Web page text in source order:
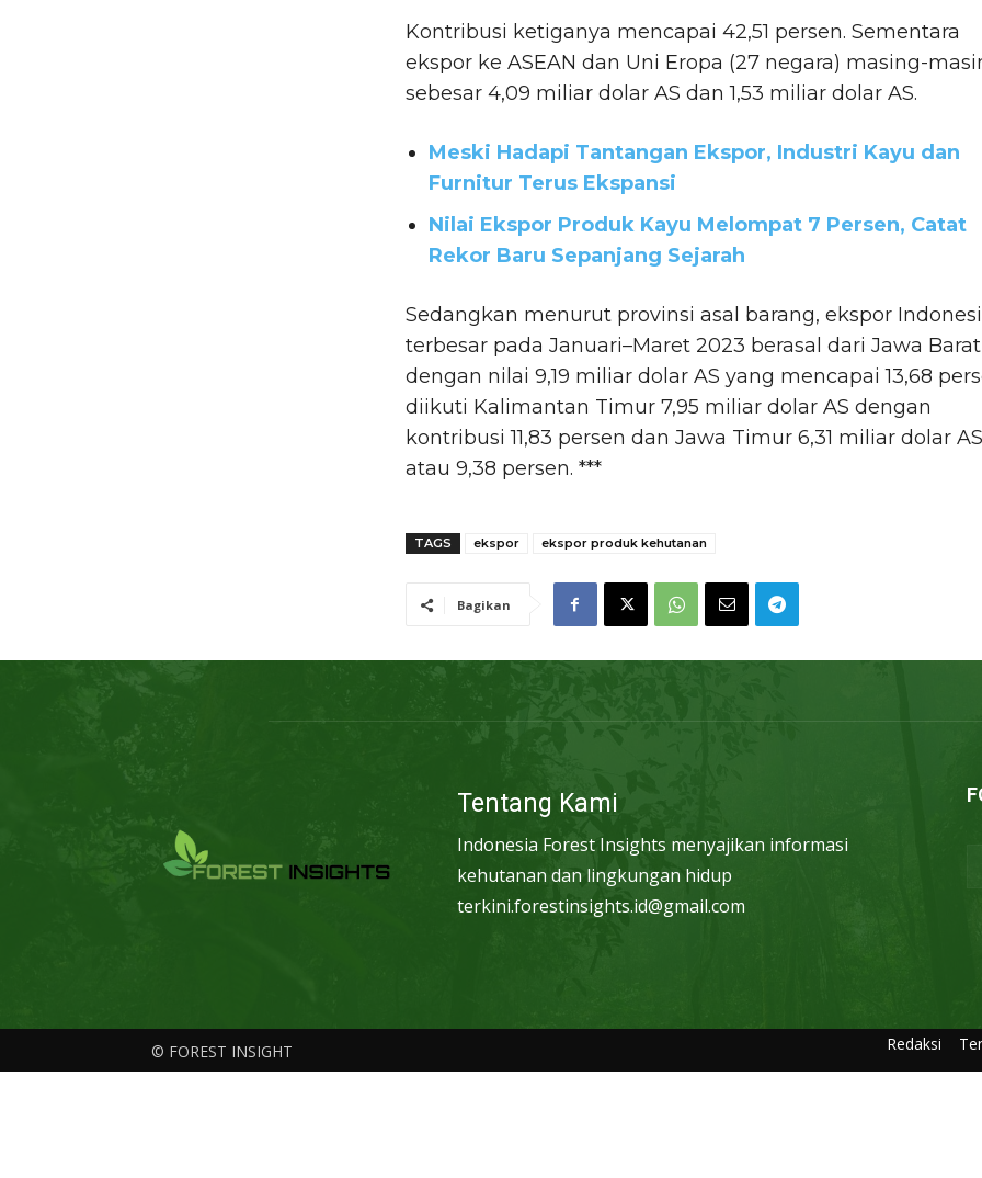
Kontribusi ketiganya mencapai 42,51 persen. Sementara
ekspor ke ASEAN dan Uni Eropa (27 negara) masing-
sebesar 4,09 miliar dolar AS dan 1,53 miliar dolar AS.
Meski Hadapi Tantangan Ekspor, Industri Kayu dan
Furnitur Terus Ekspansi
Nilai Ekspor Produk Kayu Melompat 7 Persen, Catat
Rekor Baru Sepanjang Sejarah
Sedangkan menurut provinsi asal barang, ekspor
terbesar pada Januari–Maret 2023 berasal dari Jawa Barat
dengan nilai 9,19 miliar dolar AS yang mencapai 13,68
diikuti Kalimantan Timur 7,95 miliar dolar AS dengan
kontribusi 11,83 persen dan Jawa Timur 6,31 miliar dolar AS
atau 9,38 persen. ***
TAGS ekspor ekspor produk kehutanan
Bagikan
Tentang Kami
Indonesia Forest Insights menyajikan informasi
kehutanan dan lingkungan hidup
terkini.forestinsights.id@gmail.com
© FOREST INSIGHT Redaksi